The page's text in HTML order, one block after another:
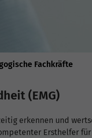
Fachkräfte
(EMG)
erkennen und
Ersthelfer